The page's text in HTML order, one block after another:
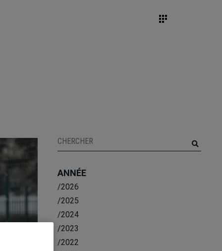
ANNÉE
/2026
/2025
/2024
/2023
/2022